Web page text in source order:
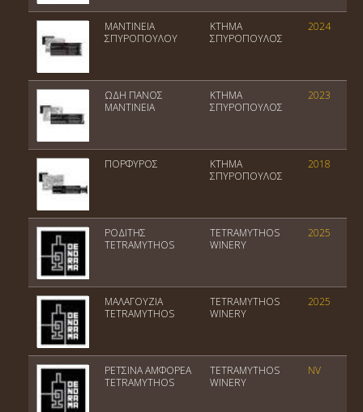
ΜΑΝΤΙΝΕΙΑ
ΣΠΥΡΟΠΟΥΛΟΥ
ΚΤΗΜΑ
ΣΠΥΡΟΠΟΥΛΟΣ
2024
ΩΔΗ ΠΑΝΟΣ
ΜΑΝΤΙΝΕΙΑ
ΚΤΗΜΑ
ΣΠΥΡΟΠΟΥΛΟΣ
2023
ΠΟΡΦΥΡΟΣ
ΚΤΗΜΑ
ΣΠΥΡΟΠΟΥΛΟΣ
2018
ΡΟΔΙΤΗΣ
TETRAMYTHOS
TETRAMYTHOS
WINERY
2025
ΜΑΛΑΓΟΥΖΙΑ
TETRAMYTHOS
TETRAMYTHOS
WINERY
2025
ΡΕΤΣΙΝΑ ΑΜΦΟΡΕΑ
TETRAMYTHOS
TETRAMYTHOS
WINERY
NV